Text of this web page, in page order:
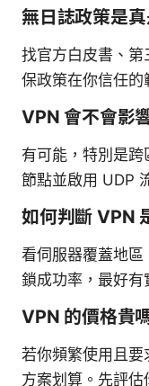
無日誌政策是
找官方白皮書、
保政策在你信任的
VPN 會不會影
有可能，特別是
節點並啟用 UDP
如何判斷 VPN
看伺服器覆蓋地
鎖成功率，最好有
VPN 的價格貴
若你頻繁使用且要
方案划算。先評估